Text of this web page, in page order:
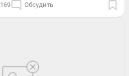
169 Обсудить